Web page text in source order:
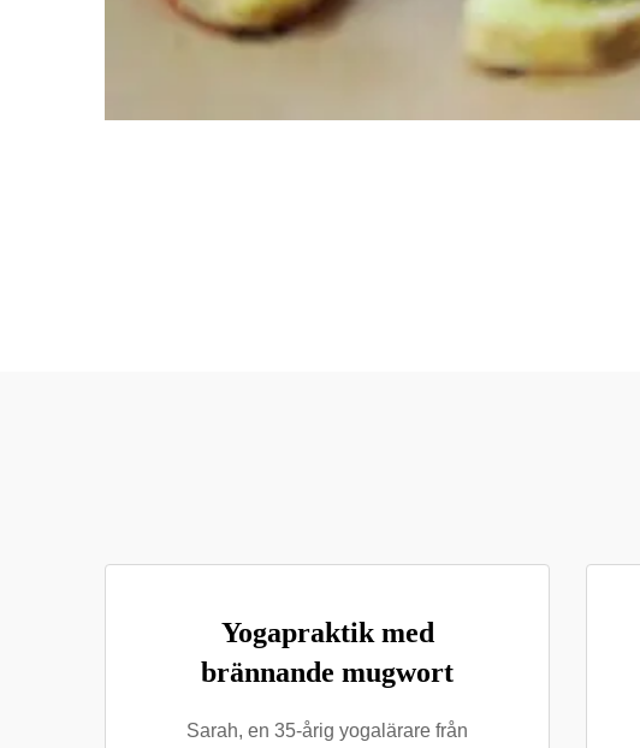
Yogapraktik med
brännande mugwort
Sarah, en 35-årig yogalärare från